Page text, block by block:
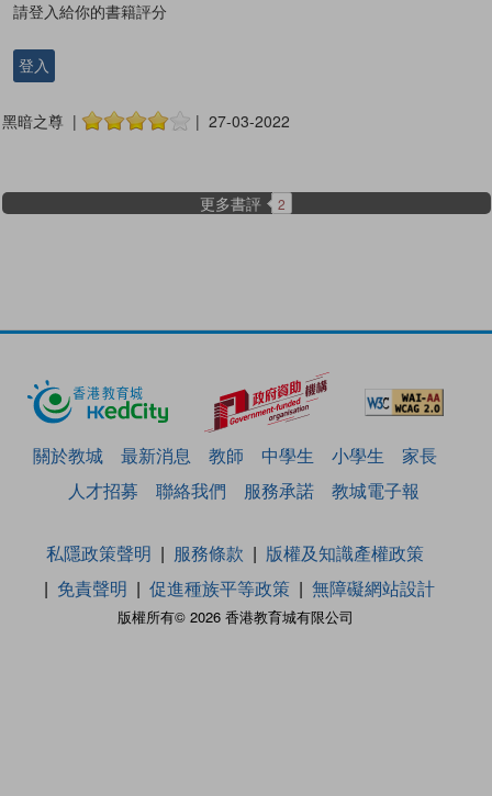
請登入給你的書籍評分
登入
黑暗之尊 | | 27-03-2022
更多書評 2
關於教城 最新消息 教師 中學生 小學生
家長
人才招募
聯絡我們 服務承諾 教城電子報
版權所有© 2026 香港教育城有限公司
私隱政策聲明 服務條款
版權及知識產權政策
免責聲明
促進種族平等政策 無障礙網站設計